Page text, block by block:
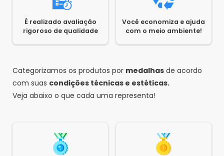
É realizado avaliação
rigoroso de qualidade
Você economiza e ajuda
com o meio ambiente!
Categorizamos os produtos por medalhas de acordo
com suas condições técnicas e estéticas.
Veja abaixo o que cada uma representa!